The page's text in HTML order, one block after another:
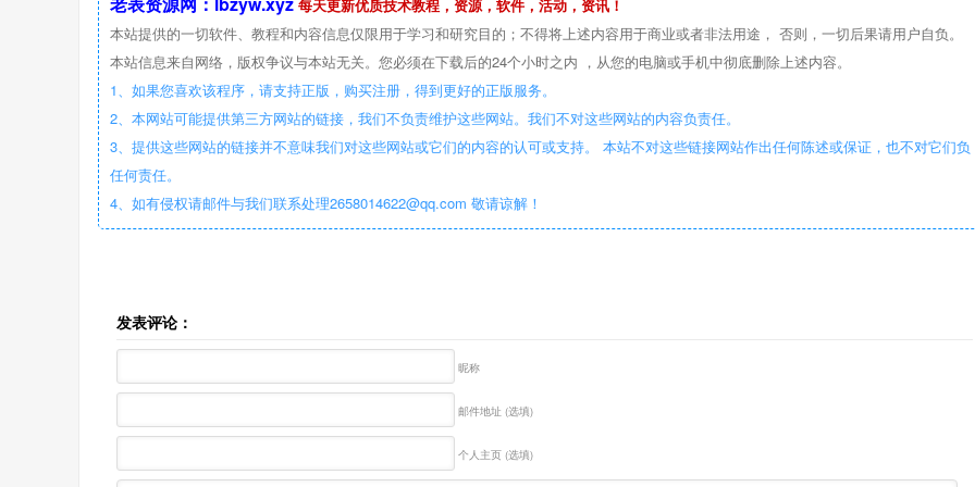
每天更新优质技术教程，资源，软件，活动，资讯！
本站提供的一切软件、教程和内容信息仅限用于学习和研究目的；不得将上述内容用于商业或者非法用途， 否则，一切后果请用户自负。
本站信息来自网络，版权争议与本站无关。您必须在下载后的24个小时之内 ，从您的电脑或手机中彻底删除上述内容。
1、如果您喜欢该程序，请支持正版，购买注册，得到更好的正版服务。
2、本网站可能提供第三方网站的链接，我们不负责维护这些网站。我们不对这些网站的内容负责任。
3、提供这些网站的链接并不意味我们对这些网站或它们的内容的认可或支持。 本站不对这些链接网站作出任何陈述或保证，也不对它们负
任何责任。
4、如有侵权请邮件与我们联系处理2658014622@qq.com 敬请谅解！
发表评论：
昵称
邮件地址 (选填)
个人主页 (选填)